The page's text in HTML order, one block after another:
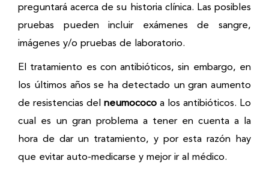
preguntará acerca de su historia clínica. Las posibles
pruebas pueden incluir exámenes de sangre,
imágenes y/o pruebas de laboratorio.
El tratamiento es con antibióticos, sin embargo, en
los últimos años se ha detectado un gran aumento
de resistencias del neumococo a los antibióticos. Lo
cual es un gran problema a tener en cuenta a la
hora de dar un tratamiento, y por esta razón hay
que evitar auto-medicarse y mejor ir al médico.